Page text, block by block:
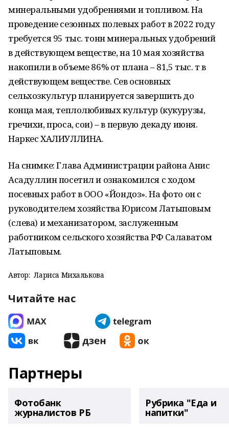
минеральными удобрениями и топливом. На
проведение сезонных полевых работ в 2022 году
требуется 95 тыс. тонн минеральных удобрений
в действующем веществе, на 10 мая хозяйства
накопили в объеме 86% от плана – 81,5 тыс. т в
действующем веществе. Сев основных
сельхозкультур планируется завершить до
конца мая, теплолюбивых культур (кукурузы,
гречихи, проса, сои) – в первую декаду июня.
Наркес ХАЛИУЛЛИНА.
На снимке: Глава Администрации района Анис
Асадуллин посетил и ознакомился с ходом
посевных работ в ООО «Йондоз». На фото он с
руководителем хозяйства Юрисом Латыповым
(слева) и механизатором, заслуженным
работником сельского хозяйства РФ Салаватом
Латыповым.
Автор: Лариса Михалькова
Читайте нас
Партнеры
Фотобанк
журналистов РБ
Рубрика "Еда и
напитки"